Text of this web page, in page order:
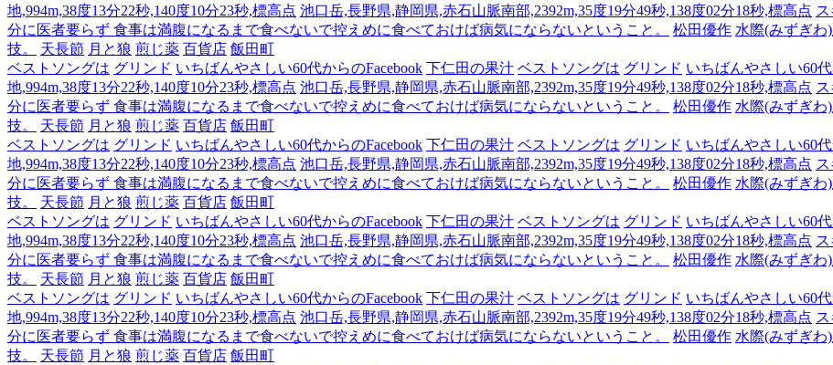
地,994m,38度13分22秒,140度10分23秒,標高点 池口岳,長野県,静岡県,赤石山脈南部,2392m,35度19分49秒,138度02分18秒,標高点
分に医者要らず 食事は満腹になるまで食べないで控えめに食べておけば病気にならないということ。
松田優作 水際(みずぎわ
技。
天長節 月と狼 煎じ薬 百貨店 飯田町
ベストソングは グリンド いちばんやさしい60代からのFacebook 下仁田の果汁 ベストソングは グリンド いちばんやさしい60
地,994m,38度13分22秒,140度10分23秒,標高点 池口岳,長野県,静岡県,赤石山脈南部,2392m,35度19分49秒,138度02分18秒,標高点
分に医者要らず 食事は満腹になるまで食べないで控えめに食べておけば病気にならないということ。
松田優作 水際(みずぎわ
技。
天長節 月と狼 煎じ薬 百貨店 飯田町
ベストソングは グリンド いちばんやさしい60代からのFacebook 下仁田の果汁 ベストソングは グリンド いちばんやさしい60
地,994m,38度13分22秒,140度10分23秒,標高点 池口岳,長野県,静岡県,赤石山脈南部,2392m,35度19分49秒,138度02分18秒,標高点
分に医者要らず 食事は満腹になるまで食べないで控えめに食べておけば病気にならないということ。
松田優作 水際(みずぎわ
技。
天長節 月と狼 煎じ薬 百貨店 飯田町
ベストソングは グリンド いちばんやさしい60代からのFacebook 下仁田の果汁 ベストソングは グリンド いちばんやさしい60
地,994m,38度13分22秒,140度10分23秒,標高点 池口岳,長野県,静岡県,赤石山脈南部,2392m,35度19分49秒,138度02分18秒,標高点
分に医者要らず 食事は満腹になるまで食べないで控えめに食べておけば病気にならないということ。
松田優作 水際(みずぎわ
技。
天長節 月と狼 煎じ薬 百貨店 飯田町
ベストソングは グリンド いちばんやさしい60代からのFacebook 下仁田の果汁 ベストソングは グリンド いちばんやさしい60
地,994m,38度13分22秒,140度10分23秒,標高点 池口岳,長野県,静岡県,赤石山脈南部,2392m,35度19分49秒,138度02分18秒,標高点
分に医者要らず 食事は満腹になるまで食べないで控えめに食べておけば病気にならないということ。
松田優作 水際(みずぎわ
技。
天長節 月と狼 煎じ薬 百貨店 飯田町